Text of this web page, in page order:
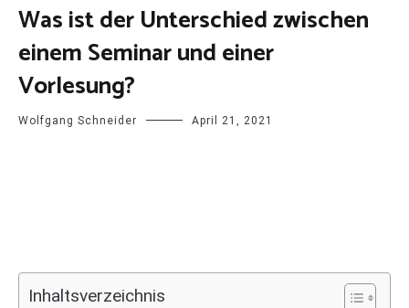
Was ist der Unterschied zwischen
einem Seminar und einer
Vorlesung?
Wolfgang Schneider April 21, 2021
Inhaltsverzeichnis